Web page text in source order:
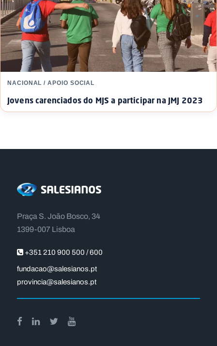
NACIONAL / APOIO SOCIAL
Jovens carenciados do MJS a participar na JMJ 2023
Praça S. João Bosco, 34
1399-007 Lisboa
+351 210 900 500 / 600
fundacao@salesianos.pt
provincia@salesianos.pt